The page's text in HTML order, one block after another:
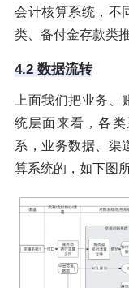
会计核算系统，不
类、备付金存款类
4.2 数据流转
上面我们把业务
统层面来看，各
系，业务数据、渠
算系统的，如下图